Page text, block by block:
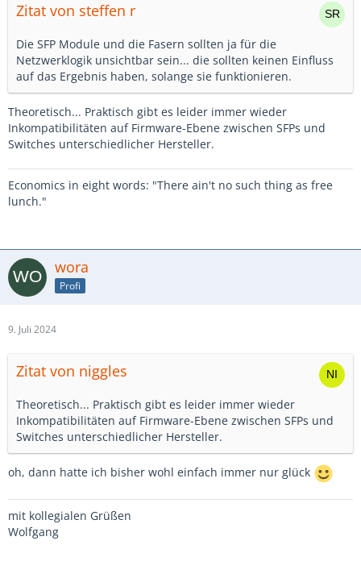
Zitat von steffen r
Die SFP Module und die Fasern sollten ja für die
Netzwerklogik unsichtbar sein... die sollten keinen Einfluss
auf das Ergebnis haben, solange sie funktionieren.
Theoretisch... Praktisch gibt es leider immer wieder
Inkompatibilitäten auf Firmware-Ebene zwischen SFPs und
Switches unterschiedlicher Hersteller.
Economics in eight words: "There ain't no such thing as free
lunch."
wora
Profi
9. Juli 2024
Zitat von niggles
Theoretisch... Praktisch gibt es leider immer wieder
Inkompatibilitäten auf Firmware-Ebene zwischen SFPs und
Switches unterschiedlicher Hersteller.
oh, dann hatte ich bisher wohl einfach immer nur glück
mit kollegialen Grüßen
Wolfgang